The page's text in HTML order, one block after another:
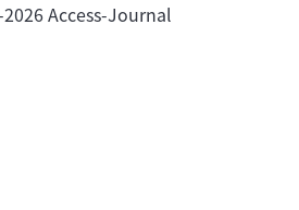
Access-Journal